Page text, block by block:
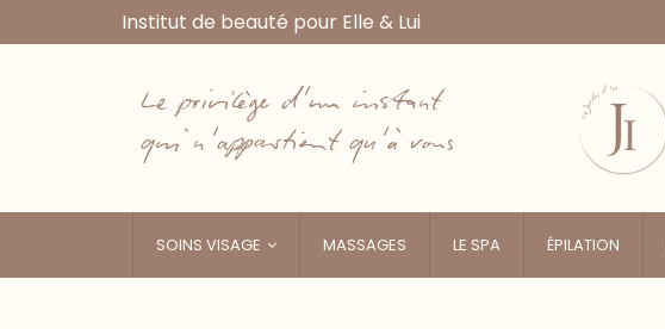
Institut de beauté pour Elle & Lui
Le privilège d'un instant
qui n'appartient qu'à vous
SOINS VISAGE MASSAGES LE SPA ÉPILATION